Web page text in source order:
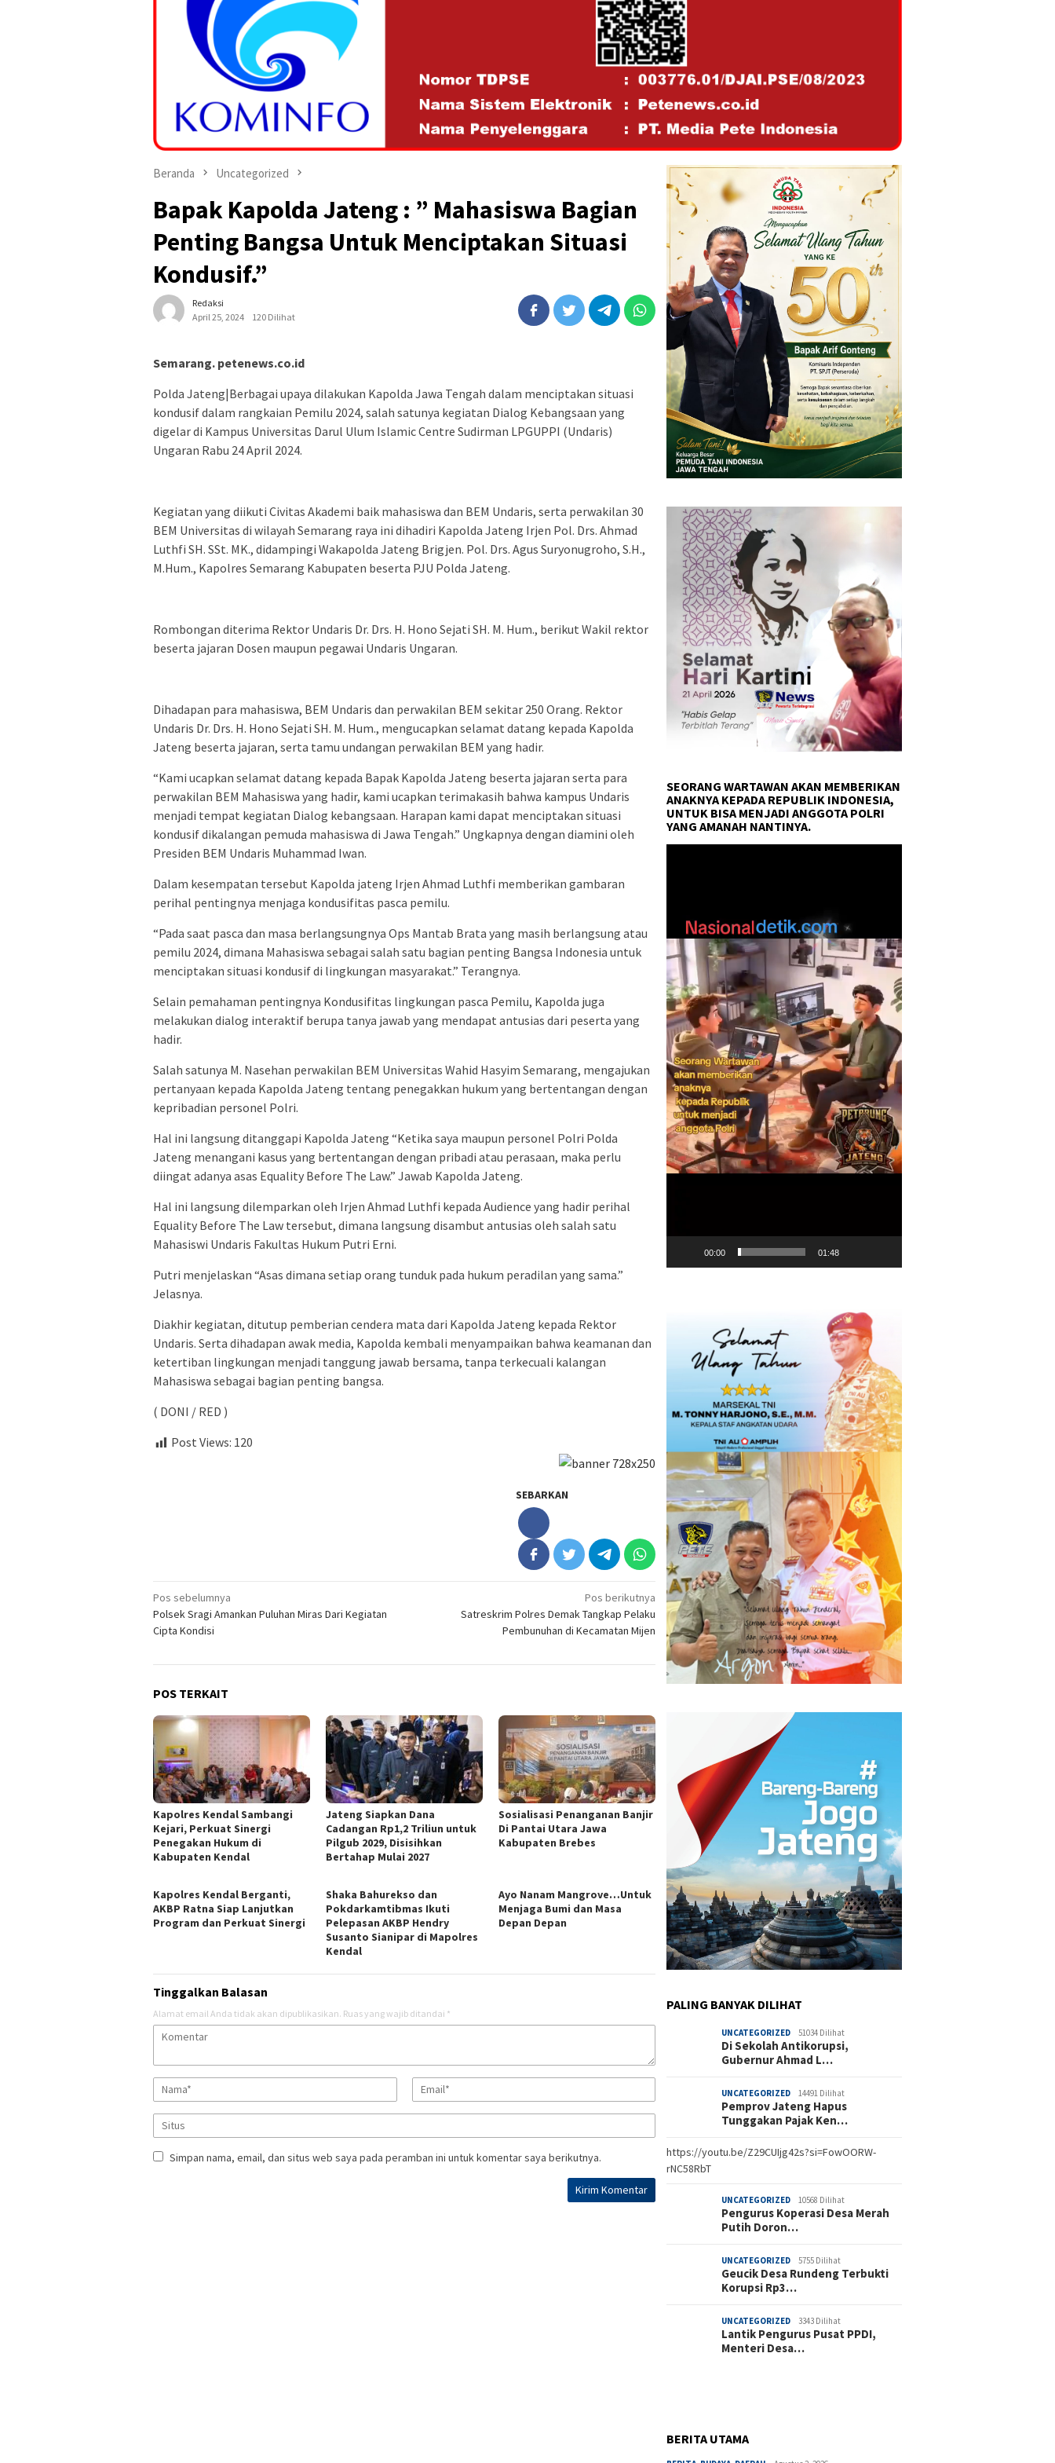
Beranda Uncategorized
Bapak Kapolda Jateng : ” Mahasiswa Bagian
Penting Bangsa Untuk Menciptakan Situasi
Kondusif.”
Redaksi
April 25, 2024
120 Dilihat
Semarang. petenews.co.id
Polda Jateng|Berbagai upaya dilakukan Kapolda Jawa Tengah dalam menciptakan situasi
kondusif dalam rangkaian Pemilu 2024, salah satunya kegiatan Dialog Kebangsaan yang
digelar di Kampus Universitas Darul Ulum Islamic Centre Sudirman LPGUPPI (Undaris)
Ungaran Rabu 24 April 2024.
Kegiatan yang diikuti Civitas Akademi baik mahasiswa dan BEM Undaris, serta perwakilan 30
BEM Universitas di wilayah Semarang raya ini dihadiri Kapolda Jateng Irjen Pol. Drs. Ahmad
Luthfi SH. SSt. MK., didampingi Wakapolda Jateng Brigjen. Pol. Drs. Agus Suryonugroho, S.H.,
M.Hum., Kapolres Semarang Kabupaten beserta PJU Polda Jateng.
Rombongan diterima Rektor Undaris Dr. Drs. H. Hono Sejati SH. M. Hum., berikut Wakil rektor
beserta jajaran Dosen maupun pegawai Undaris Ungaran.
Dihadapan para mahasiswa, BEM Undaris dan perwakilan BEM sekitar 250 Orang. Rektor
Undaris Dr. Drs. H. Hono Sejati SH. M. Hum., mengucapkan selamat datang kepada Kapolda
Jateng beserta jajaran, serta tamu undangan perwakilan BEM yang hadir.
“Kami ucapkan selamat datang kepada Bapak Kapolda Jateng beserta jajaran serta para
perwakilan BEM Mahasiswa yang hadir, kami ucapkan terimakasih bahwa kampus Undaris
menjadi tempat kegiatan Dialog kebangsaan. Harapan kami dapat menciptakan situasi
kondusif dikalangan pemuda mahasiswa di Jawa Tengah.” Ungkapnya dengan diamini oleh
Presiden BEM Undaris Muhammad Iwan.
Dalam kesempatan tersebut Kapolda jateng Irjen Ahmad Luthfi memberikan gambaran
perihal pentingnya menjaga kondusifitas pasca pemilu.
“Pada saat pasca dan masa berlangsungnya Ops Mantab Brata yang masih berlangsung atau
pemilu 2024, dimana Mahasiswa sebagai salah satu bagian penting Bangsa Indonesia untuk
menciptakan situasi kondusif di lingkungan masyarakat.” Terangnya.
Selain pemahaman pentingnya Kondusifitas lingkungan pasca Pemilu, Kapolda juga
melakukan dialog interaktif berupa tanya jawab yang mendapat antusias dari peserta yang
hadir.
Salah satunya M. Nasehan perwakilan BEM Universitas Wahid Hasyim Semarang, mengajukan
pertanyaan kepada Kapolda Jateng tentang penegakkan hukum yang bertentangan dengan
kepribadian personel Polri.
Hal ini langsung ditanggapi Kapolda Jateng “Ketika saya maupun personel Polri Polda
Jateng menangani kasus yang bertentangan dengan pribadi atau perasaan, maka perlu
diingat adanya asas Equality Before The Law.” Jawab Kapolda Jateng.
Hal ini langsung dilemparkan oleh Irjen Ahmad Luthfi kepada Audience yang hadir perihal
Equality Before The Law tersebut, dimana langsung disambut antusias oleh salah satu
Mahasiswi Undaris Fakultas Hukum Putri Erni.
Putri menjelaskan “Asas dimana setiap orang tunduk pada hukum peradilan yang sama.”
Jelasnya.
Diakhir kegiatan, ditutup pemberian cendera mata dari Kapolda Jateng kepada Rektor
Undaris. Serta dihadapan awak media, Kapolda kembali menyampaikan bahwa keamanan dan
ketertiban lingkungan menjadi tanggung jawab bersama, tanpa terkecuali kalangan
Mahasiswa sebagai bagian penting bangsa.
( DONI / RED )
Post Views: 120
SEBARKAN
Navigasi
pos
Pos sebelumnya
Polsek Sragi Amankan Puluhan Miras Dari Kegiatan
Cipta Kondisi
Pos berikutnya
Satreskrim Polres Demak Tangkap Pelaku
Pembunuhan di Kecamatan Mijen
POS TERKAIT
Kapolres Kendal Sambangi
Kejari, Perkuat Sinergi
Penegakan Hukum di
Kabupaten Kendal
Jateng Siapkan Dana
Cadangan Rp1,2 Triliun untuk
Pilgub 2029, Disisihkan
Bertahap Mulai 2027
Sosialisasi Penanganan Banjir
Di Pantai Utara Jawa
Kabupaten Brebes
Kapolres Kendal Berganti,
AKBP Ratna Siap Lanjutkan
Program dan Perkuat Sinergi
​Shaka Bahurekso dan
Pokdarkamtibmas Ikuti
Pelepasan AKBP Hendry
Susanto Sianipar di Mapolres
Kendal
Ayo Nanam Mangrove…Untuk
Menjaga Bumi dan Masa
Depan Depan
Tinggalkan Balasan
Alamat email Anda tidak akan dipublikasikan. Ruas yang wajib ditandai *
Simpan nama, email, dan situs web saya pada peramban ini untuk komentar saya berikutnya.
SEORANG WARTAWAN AKAN MEMBERIKAN
ANAKNYA KEPADA REPUBLIK INDONESIA,
UNTUK BISA MENJADI ANGGOTA POLRI
YANG AMANAH NANTINYA.
00:00 01:48
PALING BANYAK DILIHAT
UNCATEGORIZED 51034 Dilihat
Di Sekolah Antikorupsi,
Gubernur Ahmad L…
UNCATEGORIZED 14491 Dilihat
Pemprov Jateng Hapus
Tunggakan Pajak Ken…
https://youtu.be/Z29CUIjg42s?si=FowOORW-
rNC58RbT
UNCATEGORIZED 10568 Dilihat
Pengurus Koperasi Desa Merah
Putih Doron…
UNCATEGORIZED 5755 Dilihat
Geucik Desa Rundeng Terbukti
Korupsi Rp3…
UNCATEGORIZED 3343 Dilihat
Lantik Pengurus Pusat PPDI,
Menteri Desa…
BERITA UTAMA